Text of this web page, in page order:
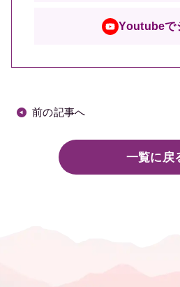
Youtubeで
前の記事へ
一覧に戻